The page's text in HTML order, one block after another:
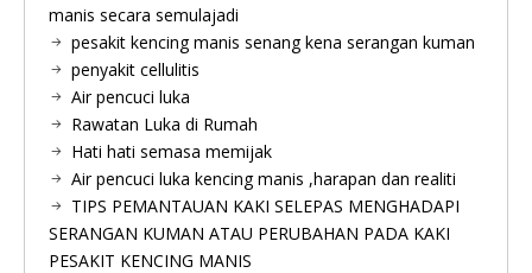
manis secara semulajadi
pesakit kencing manis senang kena serangan kuman
penyakit cellulitis
Air pencuci luka
Rawatan Luka di Rumah
Hati hati semasa memijak
Air pencuci luka kencing manis ,harapan dan realiti
TIPS PEMANTAUAN KAKI SELEPAS MENGHADAPI
SERANGAN KUMAN ATAU PERUBAHAN PADA KAKI
PESAKIT KENCING MANIS